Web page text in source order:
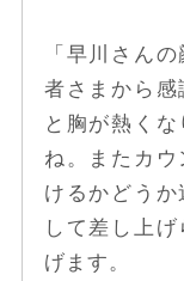
「早川さん
者さまから感
と胸が熱く
ね。またカ
けるかどう
して差し上
げます。